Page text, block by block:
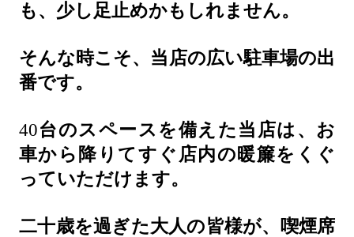
も、少し足止めかもしれません。
そんな時こそ、当店の広い駐車場の出
番です。
40台のスペースを備えた当店は、お
車から降りてすぐ店内の暖簾をくぐ
っていただけます。
二十歳を過ぎた大人の皆様が、喫煙席